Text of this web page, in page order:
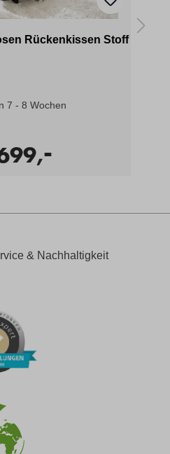
Rückenkissen Stoff
7 - 8 Wochen
-
& Nachhaltigkeit